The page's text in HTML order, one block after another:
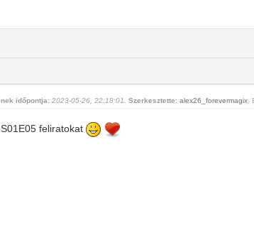
időpontja: 2023-05-26, 22:18:01 .Szerkesztette: alex26_forevermagix
feliratokat